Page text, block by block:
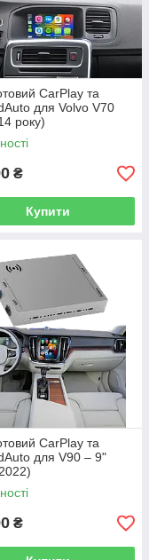
CarPlay та
для Volvo V70
року)
₴
Купити
CarPlay та
для V90 – 9"
₴